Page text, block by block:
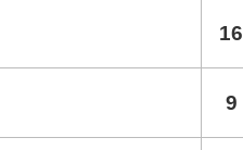
16
9